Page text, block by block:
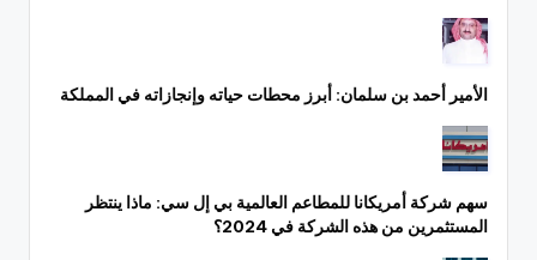
الأمير أحمد بن سلمان: أبرز محطات حياته وإنجازاته في المملكة
سهم شركة أمريكانا للمطاعم العالمية بي إل سي: ماذا ينتظر
المستثمرين من هذه الشركة في 2024؟